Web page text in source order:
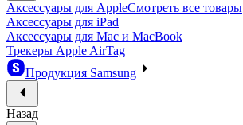
Аксессуары для AppleСмотреть все товары
Аксессуары для iPad
Аксессуары для Mac и MacBook
Трекеры Apple AirTag
Продукция Samsung
Назад